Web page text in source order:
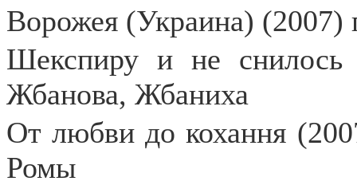
Ворожея (Украина) (2007)
Шекспиру и не снилось
Жбанова, Жбаниха
От любви до кохання
Ромы